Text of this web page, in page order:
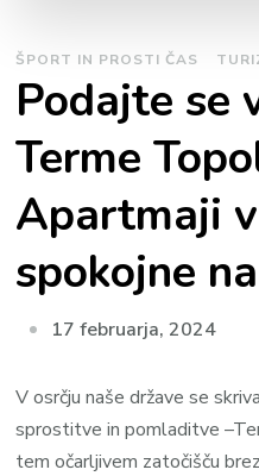
ŠPORT IN PROSTI ČAS
Podajte se
Terme
Apartmaji
spokojne
17 februarja, 2024
V osrčju naše države se
sprostitve in pomladitve
tem očarljivem zatočišču